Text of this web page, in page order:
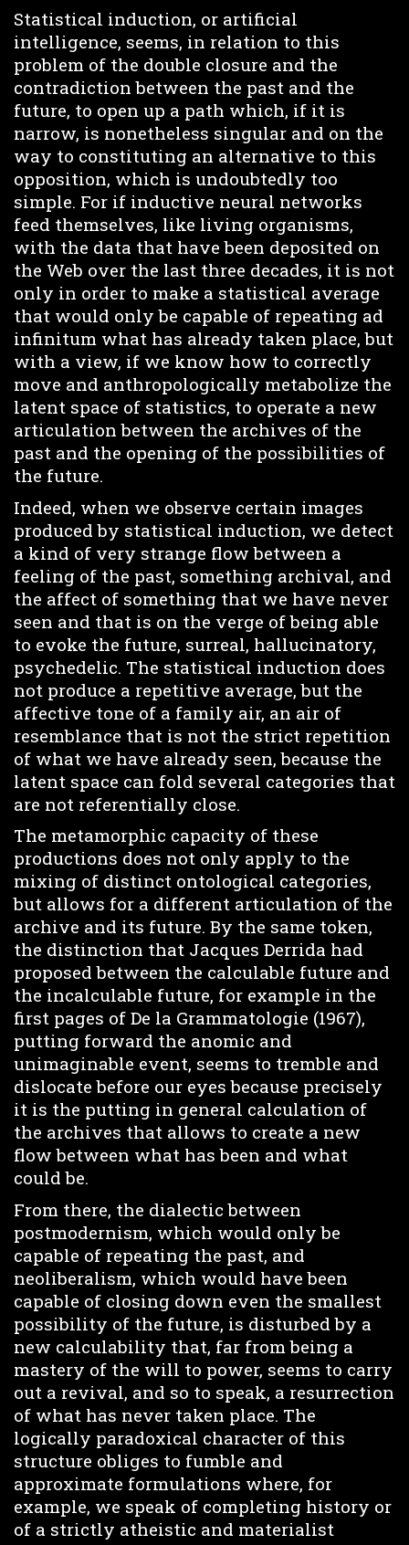
Statistical induction, or artificial
intelligence, seems, in relation to this
problem of the double closure and the
contradiction between the past and the
future, to open up a path which, if it is
narrow, is nonetheless singular and on the
way to constituting an alternative to this
opposition, which is undoubtedly too
simple. For if inductive neural networks
feed themselves, like living organisms,
with the data that have been deposited on
the Web over the last three decades, it is not
only in order to make a statistical average
that would only be capable of repeating ad
infinitum what has already taken place, but
with a view, if we know how to correctly
move and anthropologically metabolize the
latent space of statistics, to operate a new
articulation between the archives of the
past and the opening of the possibilities of
the future.
Indeed, when we observe certain images
produced by statistical induction, we detect
a kind of very strange flow between a
feeling of the past, something archival, and
the affect of something that we have never
seen and that is on the verge of being able
to evoke the future, surreal, hallucinatory,
psychedelic. The statistical induction does
not produce a repetitive average, but the
affective tone of a family air, an air of
resemblance that is not the strict repetition
of what we have already seen, because the
latent space can fold several categories that
are not referentially close.
The metamorphic capacity of these
productions does not only apply to the
mixing of distinct ontological categories,
but allows for a different articulation of the
archive and its future. By the same token,
the distinction that Jacques Derrida had
proposed between the calculable future and
the incalculable future, for example in the
first pages of De la Grammatologie (1967),
putting forward the anomic and
unimaginable event, seems to tremble and
dislocate before our eyes because precisely
it is the putting in general calculation of
the archives that allows to create a new
flow between what has been and what
could be.
From there, the dialectic between
postmodernism, which would only be
capable of repeating the past, and
neoliberalism, which would have been
capable of closing down even the smallest
possibility of the future, is disturbed by a
new calculability that, far from being a
mastery of the will to power, seems to carry
out a revival, and so to speak, a resurrection
of what has never taken place. The
logically paradoxical character of this
structure obliges to fumble and
approximate formulations where, for
example, we speak of completing history or
of a strictly atheistic and materialist